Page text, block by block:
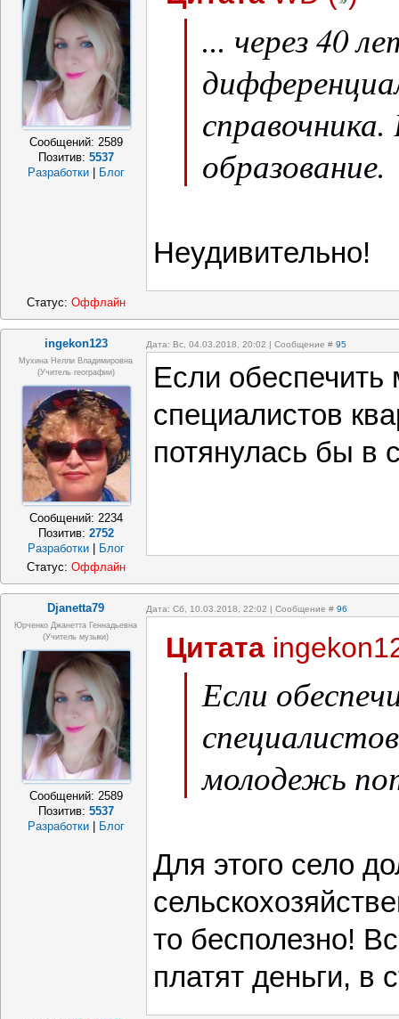
Сообщений: 2589
Позитив: 5537
Разработки | Блог
... через 40
образование.
Неудивительно!
Статус: Оффлайн
ingekon123 Дата: Вс, 04.03.2018, 20:02 | Сообщение # 95
Мухина Нелли Владимировна
(Учитель географии)
Сообщений: 2234
Позитив: 2752
Разработки
Блог
Если
специалистов
потянулась бы в
Статус: Оффлайн
Djanetta79 Дата: Сб, 10.03.2018, 22:02 | Сообщение # 96
Юрченко Джанетта Геннадьевна
(Учитель музыки)
Сообщений: 2589
Позитив: 5537
Разработки | Блог
Цитата
Если
молодежь
Для этого село
то бесполезно!
платят деньги, в